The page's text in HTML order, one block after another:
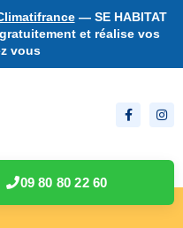
— SE HABITAT
et réalise vos
vous
09 80 80 22 60